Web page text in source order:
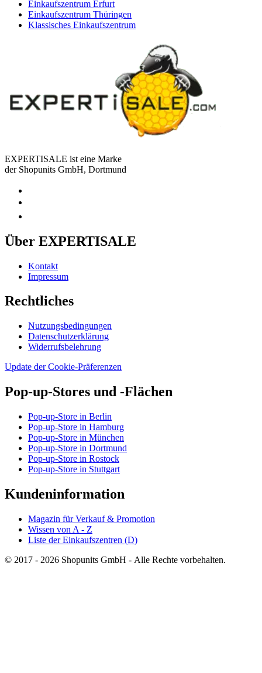
Einkaufszentrum Erfurt
Einkaufszentrum Thüringen
Klassisches Einkaufszentrum
EXPERTISALE ist eine Marke
der Shopunits GmbH, Dortmund
Über EXPERTISALE
Kontakt
Impressum
Rechtliches
Nutzungsbedingungen
Datenschutzerklärung
Widerrufsbelehrung
Update der Cookie-Präferenzen
Pop-up-Stores und -Flächen
Pop-up-Store in Berlin
Pop-up-Store in Hamburg
Pop-up-Store in München
Pop-up-Store in Dortmund
Pop-up-Store in Rostock
Pop-up-Store in Stuttgart
Kundeninformation
Magazin für Verkauf & Promotion
Wissen von A - Z
Liste der Einkaufszentren (D)
© 2017 - 2026 Shopunits GmbH - Alle Rechte vorbehalten.